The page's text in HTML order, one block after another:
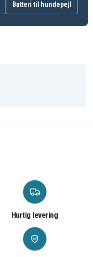
Batteri til hundepejl
Hurtig levering